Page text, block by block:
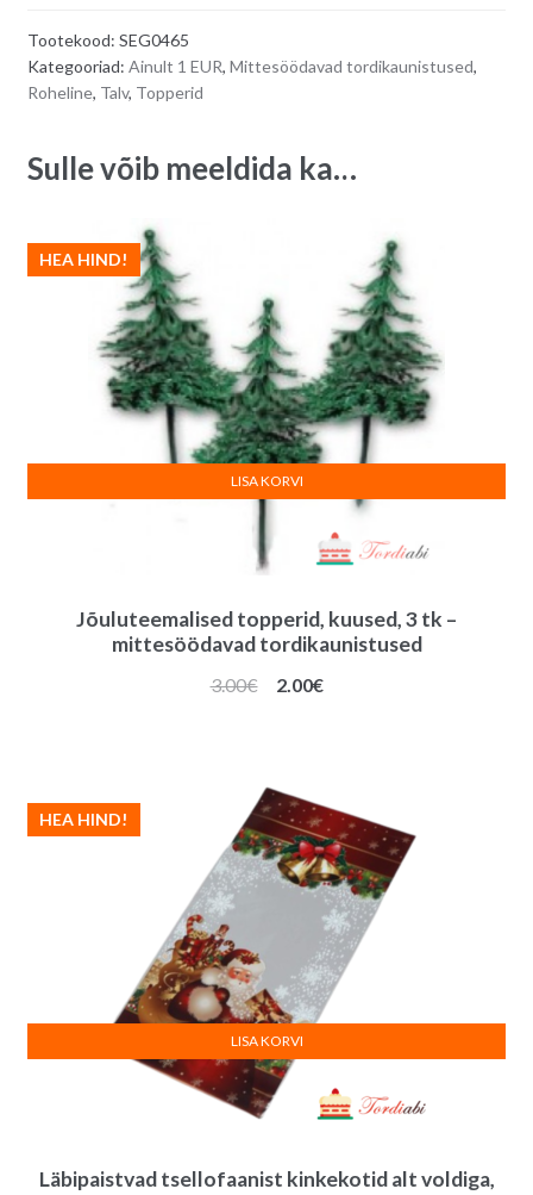
Tootekood: SEG0465
Kategooriad: Ainult 1 EUR, Mittesöödavad tordikaunistused,
Roheline, Talv, Topperid
Sulle võib meeldida ka…
Jõuluteemalised topperid, kuused, 3 tk –
mittesöödavad tordikaunistused
HEA HIND!
3.00€
Algne
2.00€Praegune
LISA KORVI
Läbipaistvad tsellofaanist kinkekotid alt voldiga,
HEA HIND!
LISA KORVI